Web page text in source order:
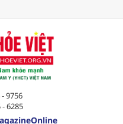
- 9756
- 6285